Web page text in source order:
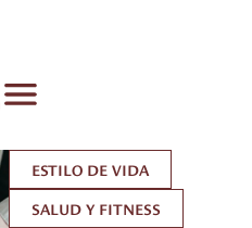
ESTILO DE VIDA
SALUD Y FITNESS